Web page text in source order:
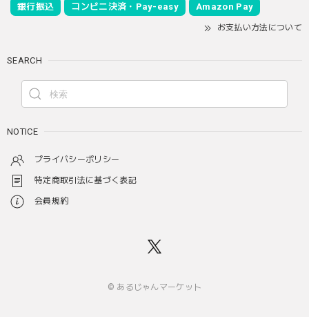
銀行振込 コンビニ決済・Pay-easy Amazon Pay
お支払い方法について
SEARCH
NOTICE
プライバシーポリシー
特定商取引法に基づく表記
会員規約
© あるじゃんマーケット